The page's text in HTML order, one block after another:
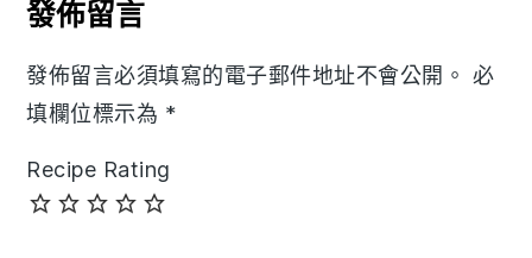
發佈留言
發佈留言必須填寫的電子郵件地址不會公開。 必
填欄位標示為 *
Recipe Rating